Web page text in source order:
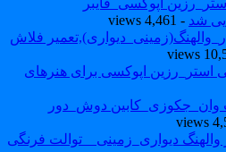
اپوکسی_فایبر
شد- 4,461 views
فلاش
اپوکسی برای هنرهای
دوش_دور
دیواری_زمینی _ توالت فرنگی